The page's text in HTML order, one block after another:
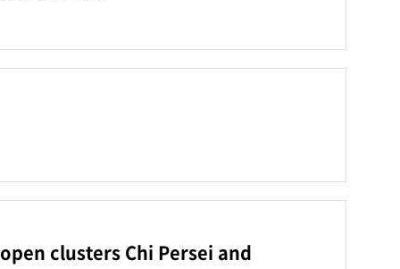
clusters Chi Persei and